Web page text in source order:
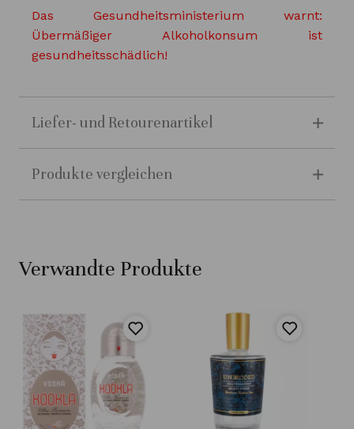
Das Gesundheitsministerium warnt:
Übermäßiger Alkoholkonsum ist
gesundheitsschädlich!
Liefer- und Retourenartikel
Produkte vergleichen
Verwandte Produkte